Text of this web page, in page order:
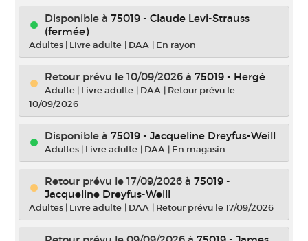
Disponible à 75019 - Claude Levi-Strauss
(fermée)
Adultes | Livre adulte | DAA | En rayon
Retour prévu le 10/09/2026 à 75019 - Hergé
Adulte | Livre adulte | DAA | Retour prévu le
10/09/2026
Disponible à 75019 - Jacqueline Dreyfus-Weill
Adultes | Livre adulte | DAA | En magasin
Retour prévu le 17/09/2026 à 75019 -
Jacqueline Dreyfus-Weill
Adultes | Livre adulte | DAA | Retour prévu le 17/09/2026